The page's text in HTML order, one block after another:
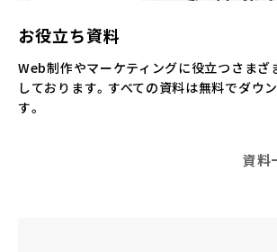
お役立ち資料
Web制作やマーケティングに役立つさまざ
しております。すべての資料は無料でダウ
す。
資料